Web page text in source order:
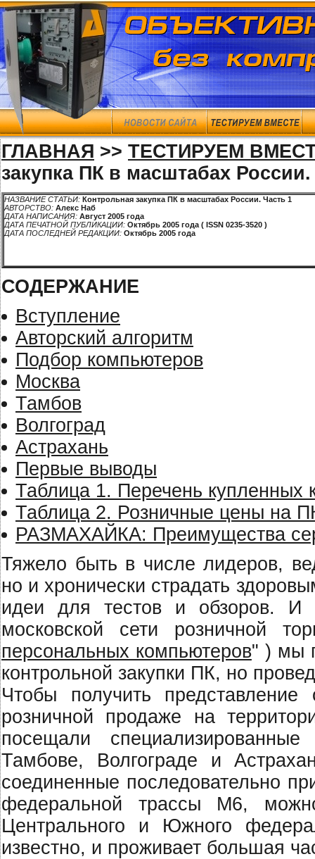
ГЛАВНАЯ >> ТЕСТИРУЕМ
закупка ПК в масштабах
НАЗВАНИЕ СТАТЬИ: Контрольная закупка ПК в масштабах России. Часть 1
АВТОРСТВО: Алекс Наб
ДАТА НАПИСАНИЯ: Август 2005 года
ДАТА ПЕЧАТНОЙ ПУБЛИКАЦИИ: Октябрь 2005 года ( ISSN 0235-3520 )
ДАТА ПОСЛЕДНЕЙ РЕДАКЦИИ: Октябрь 2005 года
СОДЕРЖАНИЕ
Вступление
Авторский алгоритм
Подбор компьютеров
Москва
Тамбов
Волгоград
Aстрахань
Первые выводы
Таблица 1. Перечень купленных
Таблица 2. Розничные цены на
РАЗМАХАЙКА: Преимущества
Тяжело быть в числе лидеров,
но и хронически страдать
идеи для тестов и обзоров. И
московской сети розничной
персональных компьютеров" ) мы
контрольной закупки ПК, но
Чтобы получить
розничной продаже на
посещали
Тамбове, Волгограде и
соединенные последовательно
федеральной трассы М6,
Центрального и Южного
известно, и проживает большая